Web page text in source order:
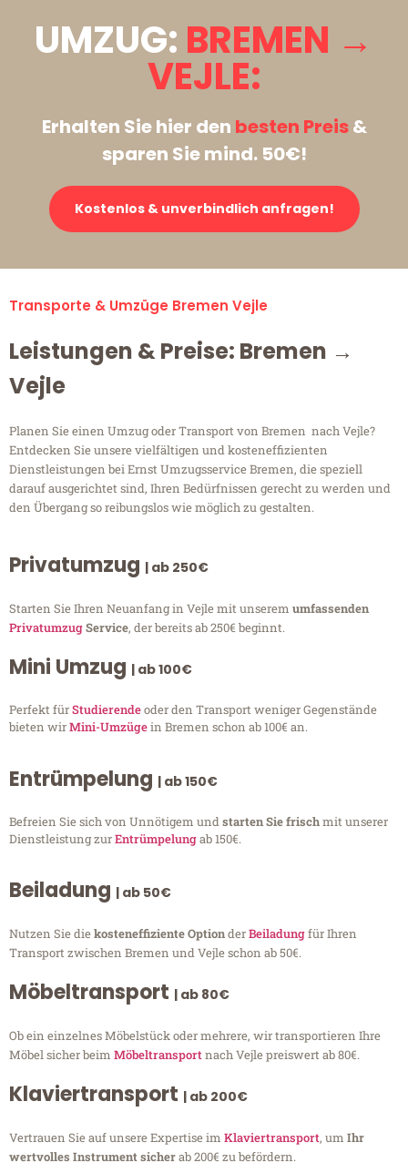
UMZUG: BREMEN →
VEJLE:
Erhalten Sie hier den besten Preis&
sparen Sie mind. 50€!
Kostenlos & unverbindlich anfragen!
Transporte & Umzüge Bremen Vejle
Leistungen & Preise: Bremen →
Vejle
Planen Sie einen Umzug oder Transport von Bremen nach Vejle?
Entdecken Sie unsere vielfältigen und kosteneffizienten
Dienstleistungen bei Ernst Umzugsservice Bremen, die speziell
darauf ausgerichtet sind, Ihren Bedürfnissen gerecht zu werden und
den Übergang so reibungslos wie möglich zu gestalten.
Privatumzug | ab 250€
Starten Sie Ihren Neuanfang in Vejle mit unserem umfassenden
PrivatumzugService, der bereits ab 250€ beginnt.
Mini Umzug | ab 100€
Perfekt fürStudierendeoder den Transport weniger Gegenstände
bieten wirMini-Umzügein Bremen schon ab 100€ an.
Entrümpelung | ab 150€
Befreien Sie sich von Unnötigem undstarten Sie frischmit unserer
Dienstleistung zurEntrümpelungab 150€.
Beiladung | ab 50€
Nutzen Sie diekosteneffiziente OptionderBeiladungfür Ihren
Transport zwischen Bremen und Vejle schon ab 50€.
Möbeltransport | ab 80€
Ob ein einzelnes Möbelstück oder mehrere, wir transportieren Ihre
Möbel sicher beim Möbeltransportnach Vejle preiswert ab 80€.
Klaviertransport | ab 200€
Vertrauen Sie auf unsere Expertise im Klaviertransport, um Ihr
wertvolles Instrument sicherab 200€ zu befördern.